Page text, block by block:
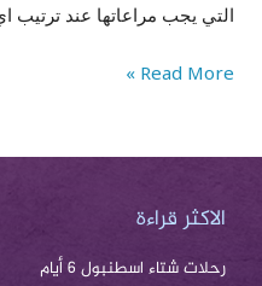
التي يجب مراعاتها عند ترتيب
Read More »
الاكثر قراءة
رحلات شتاء اسطنبول 6 أيام